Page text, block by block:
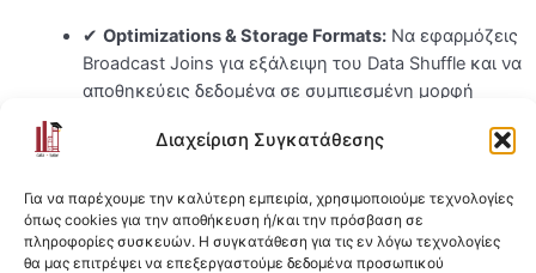
Διαχείριση Συγκατάθεσης
Για να παρέχουμε την καλύτερη εμπειρία, χρησιμοποιούμε τεχνολογίες
όπως cookies για την αποθήκευση ή/και την πρόσβαση σε
πληροφορίες συσκευών. Η συγκατάθεση για τις εν λόγω τεχνολογίες
θα μας επιτρέψει να επεξεργαστούμε δεδομένα προσωπικού
✔Optimizations & Storage Formats: Να εφαρμόζεις
Broadcast Joins για εξάλειψη του Data Shuffle και να
αποθηκεύεις δεδομένα σε συμπιεσμένη μορφή
hands-on ανάλυση δεδομένων χρησιμοποιώντας
πραγματικό dataset από το Airbnb, όπου θα εφαρμόσεις όλες
τις τεχνικές σε ένα πραγματικό σενάριο.